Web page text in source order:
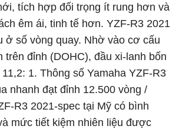
tích hợp đối trọng ít rung hơn và
êm ái, tinh tế hơn. YZF-R3 2021
ở số vòng quay. Nhờ vào cơ cấu
trên đỉnh (DOHC), đầu xi-lanh bốn
1. Thông số Yamaha YZF-R3
nhanh đạt đỉnh 12.500 vòng /
R3 2021-spec tại Mỹ có bình
mức tiết kiệm nhiên liệu được